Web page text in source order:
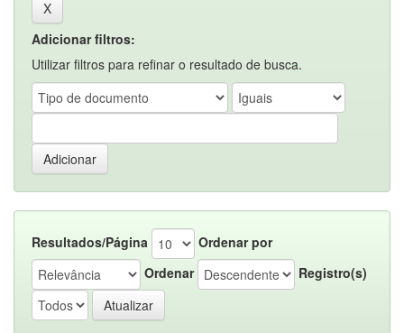
Adicionar filtros:
Utilizar filtros para refinar o resultado de busca.
Resultados/Página
Ordenar por
Ordenar
Registro(s)